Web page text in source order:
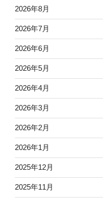
2026年8月
2026年7月
2026年6月
2026年5月
2026年4月
2026年3月
2026年2月
2026年1月
2025年12月
2025年11月